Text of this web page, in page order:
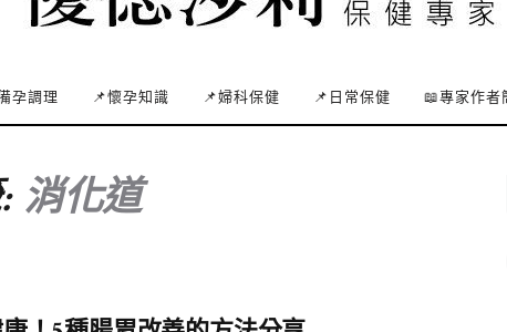
孕調理 📌懷孕知識 📌婦科保健 📌日常保健 📖專家作者
消化道